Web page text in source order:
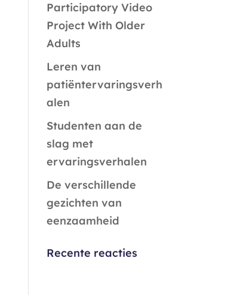
Participatory Video
Project With Older
Adults
Leren van
patiëntervaringsverh
alen
Studenten aan de
slag met
ervaringsverhalen
De verschillende
gezichten van
eenzaamheid
Recente reacties